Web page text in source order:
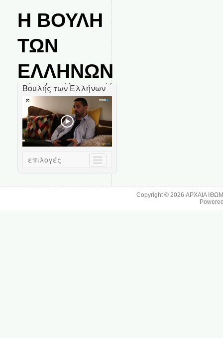
Η ΒΟΥΛΗ
ΤΩΝ
ΕΛΛΗΝΩΝ
Copyright © 2026ΑΡΧΑΙΑ